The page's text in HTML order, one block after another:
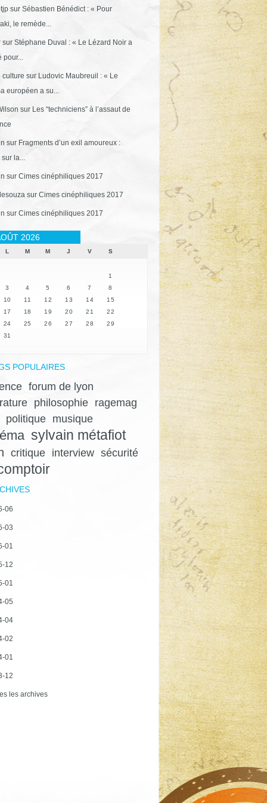
sur Sébastien Bénédict : « Pour
le remède...
sur Stéphane Duval : « Le Lézard Noir a
culture sur Ludovic Maubreuil : « Le
européen a su...
sur Les “techniciens” à l’assaut de
sur Fragments d’un exil amoureux :
la...
sur Cimes cinéphiliques 2017
sur Cimes cinéphiliques 2017
sur Cimes cinéphiliques 2017
2026
L M M J V S
1
3
4 5 6 7
8
10
11 12 13 14
15
17
18 19 20 21
22
24
25 26 27 28
29
31
POPULAIRES
forum de lyon
philosophie
ragemag
politique
musique
sylvain métafiot
critique interview sécurité
06
03
01
12
01
05
04
02
01
12
les archives